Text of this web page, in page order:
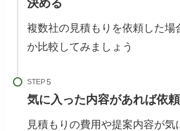
決める
複数社の見積もりを依頼した場
か比較してみましょう
STEP
気に入った内容があれば依頼
見積もりの費用や提案内容が気